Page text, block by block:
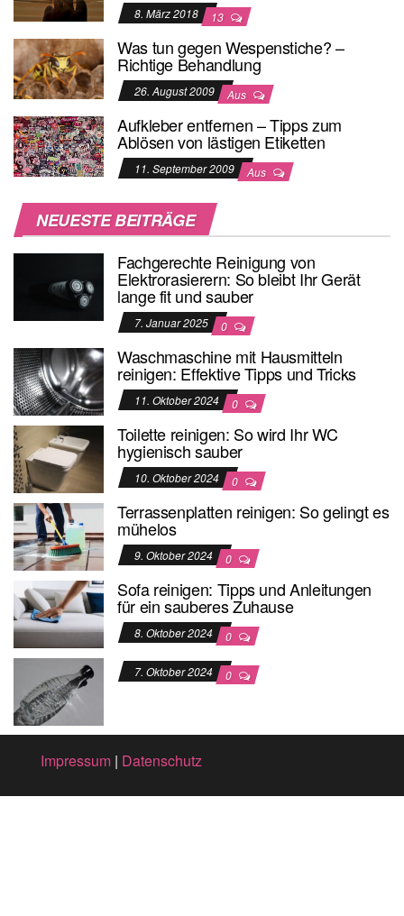
8. März 2018 13
Was tun gegen Wespenstiche? –
Richtige Behandlung
26. August 2009 Aus
Aufkleber entfernen – Tipps zum
Ablösen von lästigen Etiketten
11. September 2009 Aus
NEUESTE BEITRÄGE
Fachgerechte Reinigung von
Elektrorasierern: So bleibt Ihr Gerät
lange fit und sauber
7. Januar 2025 0
Waschmaschine mit Hausmitteln
reinigen: Effektive Tipps und Tricks
11. Oktober 2024 0
Toilette reinigen: So wird Ihr WC
hygienisch sauber
10. Oktober 2024 0
Terrassenplatten reinigen: So gelingt es
mühelos
9. Oktober 2024 0
Sofa reinigen: Tipps und Anleitungen
für ein sauberes Zuhause
8. Oktober 2024 0
7. Oktober 2024 0
Impressum | Datenschutz